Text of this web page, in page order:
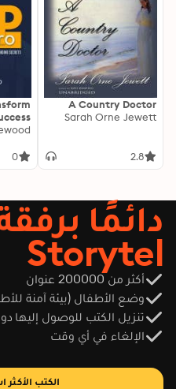
A Country Doctor
Sarah Orne Jewett
2.8
test
day."
0
دائمًا
Storytel
أكثر من 200000 عنوان
وضع الأطفال (بيئة آمنة
تنزيل الكتب للوصول إليها
الإلغاء في أي وقت
الكتب الأكثر